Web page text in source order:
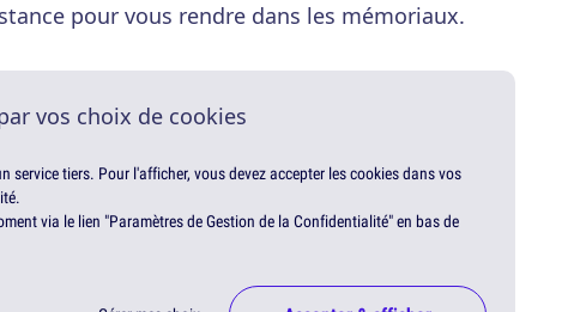
pour vous rendre dans les mémoriaux.
vos choix de cookies
service tiers. Pour l'afficher, vous devez accepter les cookies dans vos
via le lien "Paramètres de Gestion de la Confidentialité" en bas de